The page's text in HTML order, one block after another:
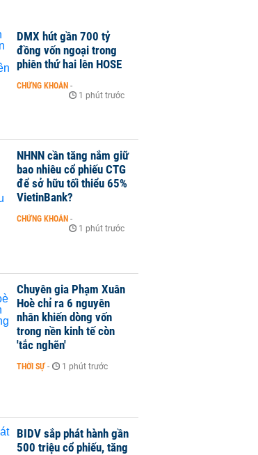
DMX hút gần 700 tỷ
đồng vốn ngoại trong
phiên thứ hai lên HOSE
CHỨNG KHOÁN -
1 phút trước
NHNN cần tăng nắm giữ
bao nhiêu cổ phiếu CTG
để sở hữu tối thiểu 65%
VietinBank?
CHỨNG KHOÁN -
1 phút trước
Chuyên gia Phạm Xuân
Hoè chỉ ra 6 nguyên
nhân khiến dòng vốn
trong nền kinh tế còn
'tắc nghẽn'
THỜI SỰ - 1 phút trước
BIDV sắp phát hành gần
500 triệu cổ phiếu, tăng